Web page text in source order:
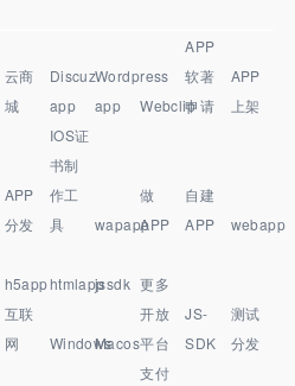
云商
城
Discuz
app
Wordpress
app
Webclip
APP
软著
申请
APP
上架
APP
分发
IOS证
书制
作工
具
wapapp
做
APP
自建
APP
webapp
h5apphtmlappjssdk 更多
互联
网
WindowsMacos
开放
平台
JS-
SDK
测试
分发
支付